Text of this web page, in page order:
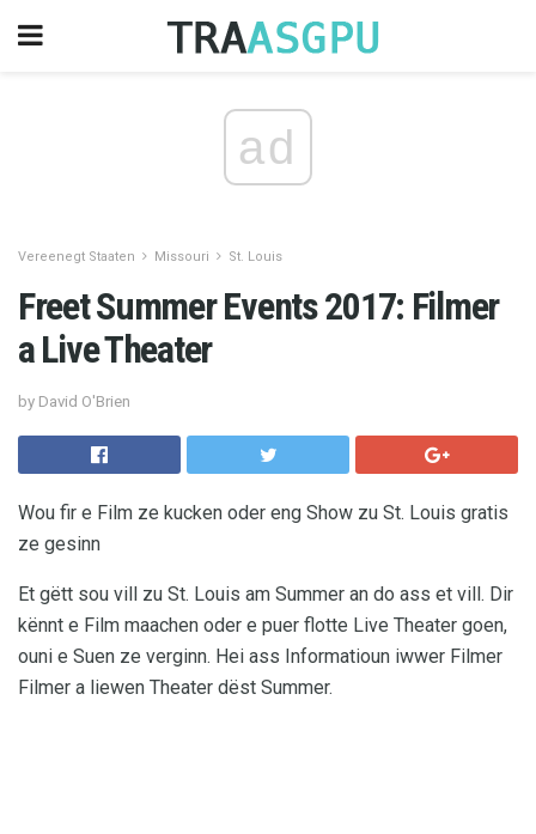
ad
Vereenegt Staaten Missouri St. Louis
Freet Summer Events 2017: Filmer
a Live Theater
by David O'Brien
Wou fir e Film ze kucken oder eng Show zu St. Louis gratis
ze gesinn
Et gëtt sou vill zu St. Louis am Summer an do ass et vill. Dir
kënnt e Film maachen oder e puer flotte Live Theater goen,
ouni e Suen ze verginn. Hei ass Informatioun iwwer Filmer
Filmer a liewen Theater dëst Summer.